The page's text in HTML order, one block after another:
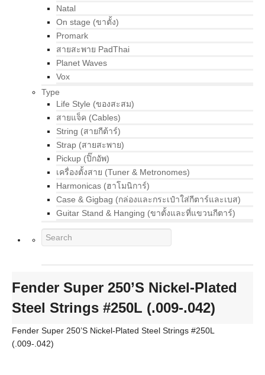
Natal
On stage (ขาตั้ง)
Promark
สายสะพาย PadThai
Planet Waves
Vox
Type
Life Style (ของสะสม)
สายแจ็ค (Cables)
String (สายกีต้าร์)
Strap (สายสะพาย)
Pickup (ปิ๊กอัพ)
เครื่องตั้งสาย (Tuner & Metronomes)
Harmonicas (ฮาโมนิการ์)
Case & Gigbag (กล่องและกระเป๋าใส่กีตาร์และเบส)
Guitar Stand & Hanging (ขาตั้งและที่แขวนกีตาร์)
Fender Super 250’S Nickel-Plated
Steel Strings #250L (.009-.042)
Fender Super 250’S Nickel-Plated Steel Strings #250L
(.009-.042)